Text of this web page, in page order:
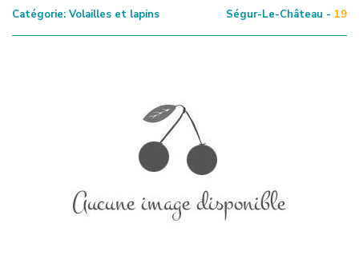
Catégorie: Volailles et lapins Ségur-Le-Château - 19